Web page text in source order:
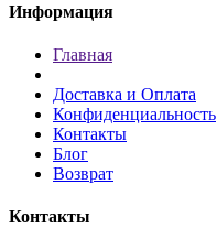
Информация
Главная
Доставка и Оплата
Конфиденциальность
Контакты
Блог
Возврат
Контакты